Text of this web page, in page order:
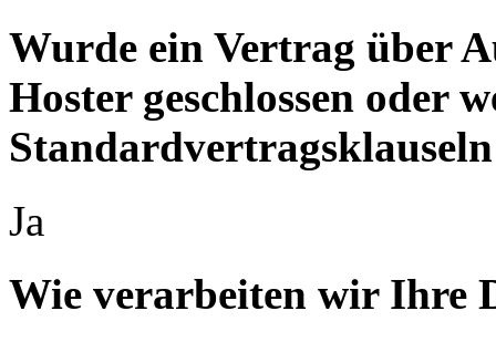
Wurde ein Vertrag über
Hoster geschlossen oder
Ja
Wie verarbeiten wir Ihre